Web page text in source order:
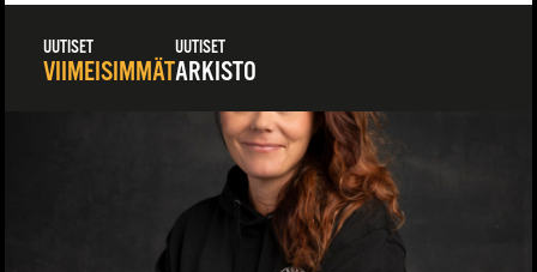
UUTISET
VIIMEISIMMÄT
UUTISET
ARKISTO